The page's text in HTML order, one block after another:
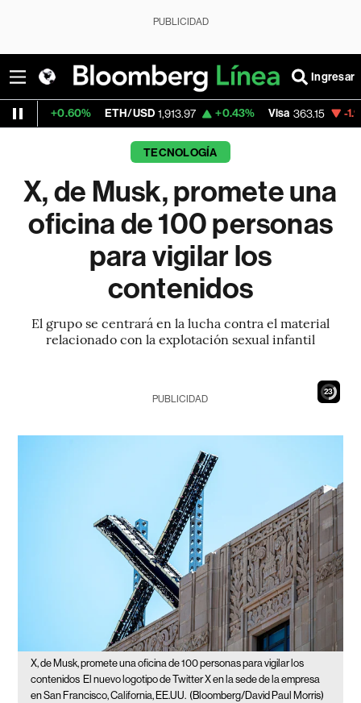
PUBLICIDAD
Ingresar
ETH/USD 1,913.97 +0.43% Visa 363.15 -1.98%
TECNOLOGÍA
X, de Musk, promete una
oficina de 100 personas
para vigilar los
contenidos
El grupo se centrará en la lucha contra el material
relacionado con la explotación sexual infantil
22
PUBLICIDAD
X, de Musk, promete una oficina de 100 personas para vigilar los
contenidos El nuevo logotipo de Twitter X en la sede de la empresa
en San Francisco, California, EE.UU. (Bloomberg/David Paul Morris)